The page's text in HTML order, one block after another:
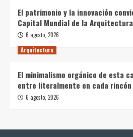
El patrimonio y la innovación
Capital Mundial de la
6 agosto, 2026
Arquitectura
El minimalismo orgánico de esta
entre literalmente en cada rincón
6 agosto, 2026